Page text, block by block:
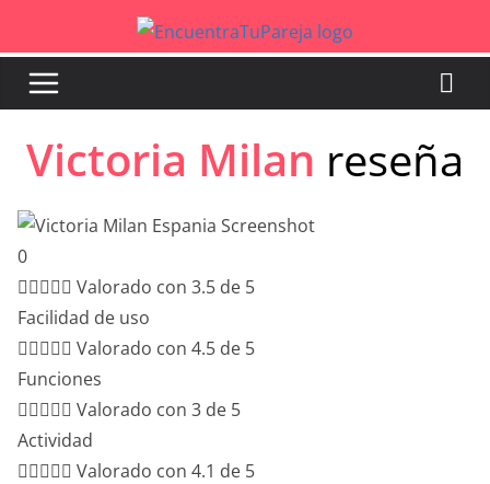
contenido
Victoria Milan reseña
0
 Valorado con 3.5 de 5
Facilidad de uso
 Valorado con 4.5 de 5
Funciones
 Valorado con 3 de 5
Actividad
 Valorado con 4.1 de 5